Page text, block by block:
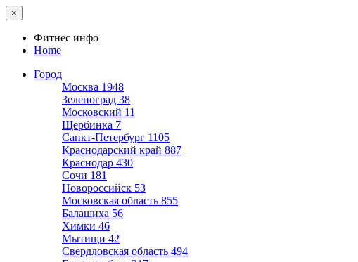
×
Фитнес инфо
Home
Город
Москва 1948
Зеленоград 38
Московский 11
Щербинка 7
Санкт-Петербург 1105
Краснодарский край 887
Краснодар 430
Сочи 181
Новороссийск 53
Московская область 855
Балашиха 56
Химки 46
Мытищи 42
Свердловская область 494